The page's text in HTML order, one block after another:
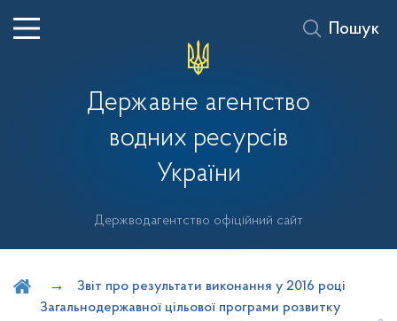
Державне агентство
водних ресурсів
України
Держводагентство офіційний сайт
Пошук
Звіт про результати виконання у 2016 році
Загальнодержавної цільової програми розвитку